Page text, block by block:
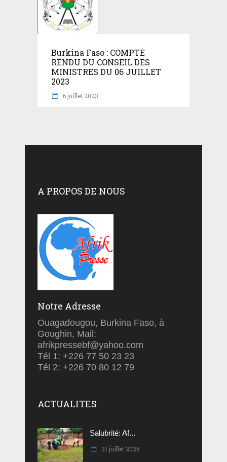
Burkina Faso : COMPTE
RENDU DU CONSEIL DES
MINISTRES DU 06 JUILLET
2023
6 juillet 2023
A PROPOS DE NOUS
Notre Adresse
Ouagadougou, Burkina Faso, à
Goughin, Mail:
afrikpressebf@yahoo.com
Tél 1: +226 77 50 23 23
Tél 2: +226 70 80 12 79
ACTUALITES
Salubrité: Af...
31 juillet 2026